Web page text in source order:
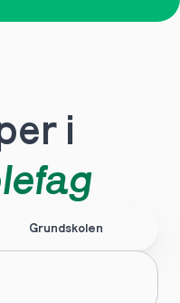
i
Grundskolen